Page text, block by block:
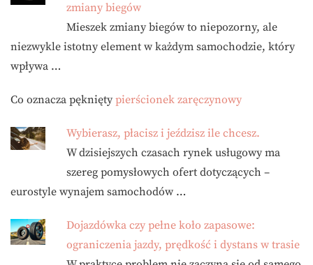
zmiany biegów
Mieszek zmiany biegów to niepozorny, ale
niezwykle istotny element w każdym samochodzie, który
wpływa …
Co oznacza pęknięty pierścionek zaręczynowy
Wybierasz, płacisz i jeździsz ile chcesz.
W dzisiejszych czasach rynek usługowy ma
szereg pomysłowych ofert dotyczących –
eurostyle wynajem samochodów …
Dojazdówka czy pełne koło zapasowe:
ograniczenia jazdy, prędkość i dystans w trasie